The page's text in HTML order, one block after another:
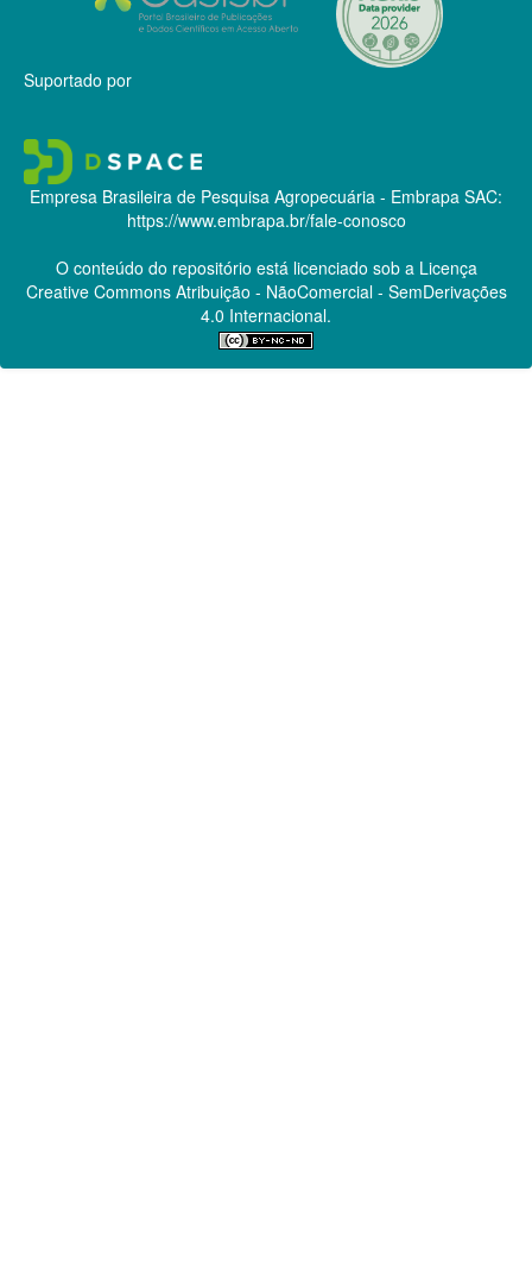
Suportado por
Empresa Brasileira de Pesquisa Agropecuária - Embrapa SAC:
https://www.embrapa.br/fale-conosco
O conteúdo do repositório está licenciado sob a Licença
Creative CommonsAtribuição - NãoComercial - SemDerivações
4.0 Internacional.